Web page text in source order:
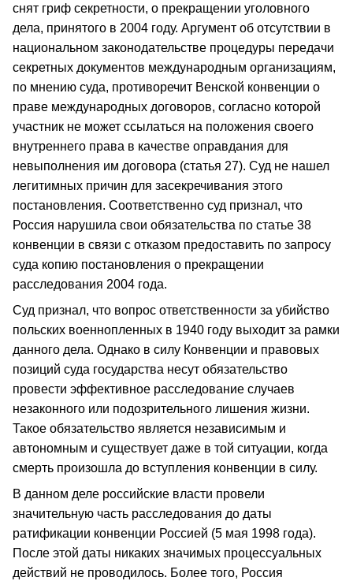
снят гриф секретности, о прекращении уголовного
дела, принятого в 2004 году. Аргумент об отсутствии в
национальном законодательстве процедуры передачи
секретных документов международным организациям,
по мнению суда, противоречит Венской конвенции о
праве международных договоров, согласно которой
участник не может ссылаться на положения своего
внутреннего права в качестве оправдания для
невыполнения им договора (статья 27). Суд не нашел
легитимных причин для засекречивания этого
постановления. Соответственно суд признал, что
Россия нарушила свои обязательства по статье 38
конвенции в связи с отказом предоставить по запросу
суда копию постановления о прекращении
расследования 2004 года.
Суд признал, что вопрос ответственности за убийство
польских военнопленных в 1940 году выходит за рамки
данного дела. Однако в силу Конвенции и правовых
позиций суда государства несут обязательство
провести эффективное расследование случаев
незаконного или подозрительного лишения жизни.
Такое обязательство является независимым и
автономным и существует даже в той ситуации, когда
смерть произошла до вступления конвенции в силу.
В данном деле российские власти провели
значительную часть расследования до даты
ратификации конвенции Россией (5 мая 1998 года).
После этой даты никаких значимых процессуальных
действий не проводилось. Более того, Россия